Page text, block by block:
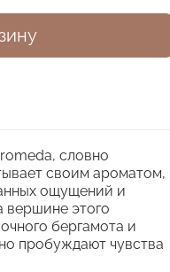
словно
своим ароматом,
ощущений и
вершине этого
бергамота и
пробуждают чувства